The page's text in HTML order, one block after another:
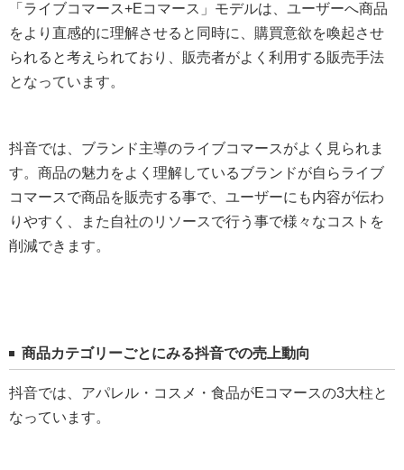
「ライブコマース+Eコマース」モデルは、ユーザーへ商品
をより直感的に理解させると同時に、購買意欲を喚起させ
られると考えられており、販売者がよく利用する販売手法
となっています。
抖音では、ブランド主導のライブコマースがよく見られま
す。商品の魅力をよく理解しているブランドが自らライブ
コマースで商品を販売する事で、ユーザーにも内容が伝わ
りやすく、また自社のリソースで行う事で様々なコストを
削減できます。
商品カテゴリーごとにみる抖音での売上動向
抖音では、アパレル・コスメ・食品がEコマースの3大柱と
なっています。